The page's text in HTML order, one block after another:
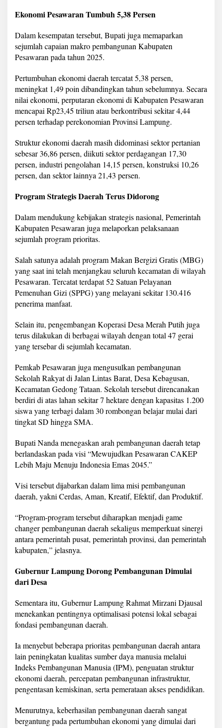
w
a
n
Ekonomi Pesawaran Tumbuh 5,38 Persen
Dalam kesempatan tersebut, Bupati juga memaparkan
sejumlah capaian makro pembangunan Kabupaten
Pesawaran pada tahun 2025.
Pertumbuhan ekonomi daerah tercatat 5,38 persen,
meningkat 1,49 poin dibandingkan tahun sebelumnya. Secara
nilai ekonomi, perputaran ekonomi di Kabupaten Pesawaran
mencapai Rp23,45 triliun atau berkontribusi sekitar 4,44
persen terhadap perekonomian Provinsi Lampung.
Struktur ekonomi daerah masih didominasi sektor pertanian
sebesar 36,86 persen, diikuti sektor perdagangan 17,30
persen, industri pengolahan 14,15 persen, konstruksi 10,26
persen, dan sektor lainnya 21,43 persen.
Program Strategis Daerah Terus Didorong
Dalam mendukung kebijakan strategis nasional, Pemerintah
Kabupaten Pesawaran juga melaporkan pelaksanaan
sejumlah program prioritas.
Salah satunya adalah program Makan Bergizi Gratis (MBG)
yang saat ini telah menjangkau seluruh kecamatan di wilayah
Pesawaran. Tercatat terdapat 52 Satuan Pelayanan
Pemenuhan Gizi (SPPG) yang melayani sekitar 130.416
penerima manfaat.
Selain itu, pengembangan Koperasi Desa Merah Putih juga
terus dilakukan di berbagai wilayah dengan total 47 gerai
yang tersebar di sejumlah kecamatan.
Pemkab Pesawaran juga mengusulkan pembangunan
Sekolah Rakyat di Jalan Lintas Barat, Desa Kebagusan,
Kecamatan Gedong Tataan. Sekolah tersebut direncanakan
berdiri di atas lahan sekitar 7 hektare dengan kapasitas 1.200
siswa yang terbagi dalam 30 rombongan belajar mulai dari
tingkat SD hingga SMA.
Bupati Nanda menegaskan arah pembangunan daerah tetap
berlandaskan pada visi “Mewujudkan Pesawaran CAKEP
Lebih Maju Menuju Indonesia Emas 2045.”
Visi tersebut dijabarkan dalam lima misi pembangunan
daerah, yakni Cerdas, Aman, Kreatif, Efektif, dan Produktif.
“Program-program tersebut diharapkan menjadi game
changer pembangunan daerah sekaligus memperkuat sinergi
antara pemerintah pusat, pemerintah provinsi, dan pemerintah
kabupaten,” jelasnya.
Gubernur Lampung Dorong Pembangunan Dimulai
dari Desa
Sementara itu, Gubernur Lampung Rahmat Mirzani Djausal
menekankan pentingnya optimalisasi potensi lokal sebagai
fondasi pembangunan daerah.
Ia menyebut beberapa prioritas pembangunan daerah antara
lain peningkatan kualitas sumber daya manusia melalui
Indeks Pembangunan Manusia (IPM), penguatan struktur
ekonomi daerah, percepatan pembangunan infrastruktur,
pengentasan kemiskinan, serta pemerataan akses pendidikan.
Menurutnya, keberhasilan pembangunan daerah sangat
bergantung pada pertumbuhan ekonomi yang dimulai dari